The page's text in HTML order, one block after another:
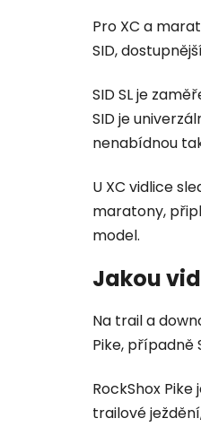
Pro XC a
SID,
SID SL je
SID je
nenabídnou
U XC vidlice
maratony,
model.
Jakou
Na trail a
Pike, případně
RockShox
trailové